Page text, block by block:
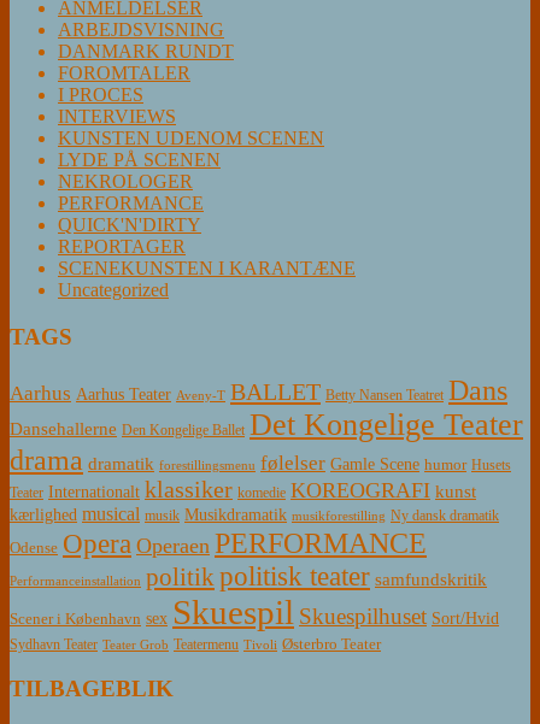
ANMELDELSER
ARBEJDSVISNING
DANMARK RUNDT
FOROMTALER
I PROCES
INTERVIEWS
KUNSTEN UDENOM SCENEN
LYDE PÅ SCENEN
NEKROLOGER
PERFORMANCE
QUICK'N'DIRTY
REPORTAGER
SCENEKUNSTEN I KARANTÆNE
Uncategorized
TAGS
Aarhus Aarhus Teater Aveny-T BALLET Betty Nansen Teatret Dans
Dansehallerne Den Kongelige Ballet Det Kongelige Teater
drama dramatik forestillingsmenu følelser Gamle Scene humor Husets
Teater Internationalt klassiker komedie KOREOGRAFI kunst
kærlighed musical musik Musikdramatik musikforestilling Ny dansk dramatik
Odense Opera Operaen PERFORMANCE
Performanceinstallation politik politisk teater samfundskritik
Scener i København sex Skuespil Skuespilhuset Sort/Hvid
Sydhavn Teater Teater Grob Teatermenu Tivoli Østerbro Teater
TILBAGEBLIK